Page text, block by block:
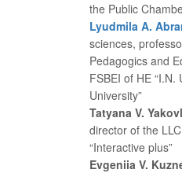
the Public
Lyudmila A.
sciences,
Pedagogics and
FSBEI of HE
University”
Tatyana V.
director of the
“Interactive plus”
Evgeniia V.